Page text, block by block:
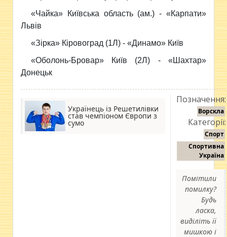
«Чайка» Київська область (ам.) - «Карпати»
Львів
«Зірка» Кіровоград (1Л) - «Динамо» Київ
«Оболонь-Бровар» Київ (2Л) - «Шахтар»
Донецьк
Українець із Решетилівки
став чемпіоном Європи з
сумо
Позначення:
Ворскла
Категорії:
Спорт
Спортивна
Україна
Помітили
помилку?
Будь
ласка,
виділіть її
мишкою і